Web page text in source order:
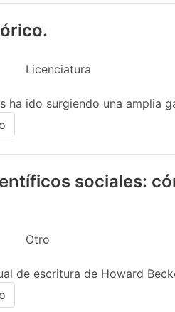
Licenciatura
ido surgiendo una amplia
sociales:
Otro
de escritura de Howard